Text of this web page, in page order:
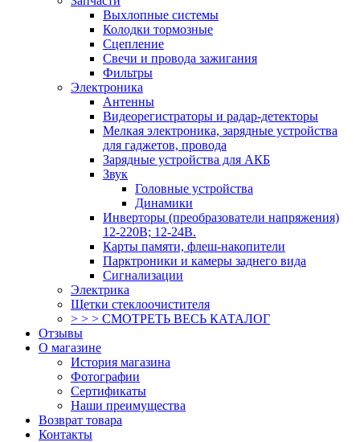
Выхлопные системы
Колодки тормозные
Сцепление
Свечи и провода зажигания
Фильтры
Электроника
Антенны
Видеорегистраторы и радар-детекторы
Мелкая электроника, зарядные устройства
для гаджетов, провода
Зарядные устройства для АКБ
Звук
Головные устройства
Динамики
Инверторы (преобразователи напряжения)
12-220В; 12-24В.
Карты памяти, флеш-накопители
Парктроники и камеры заднего вида
Сигнализации
Электрика
Щетки стеклоочистителя
> > > СМОТРЕТЬ ВЕСЬ КАТАЛОГ
Отзывы
О магазине
История магазина
Фотографии
Сертификаты
Наши преимущества
Возврат товара
Контакты